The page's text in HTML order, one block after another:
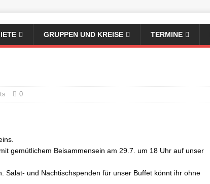
GRUPPEN UND KREISE TERMINE
0
gemütlichem Beisammensein am 29.7. um 18 Uhr auf unser
Salat- und Nachtischspenden für unser Buffet könnt ihr ohne